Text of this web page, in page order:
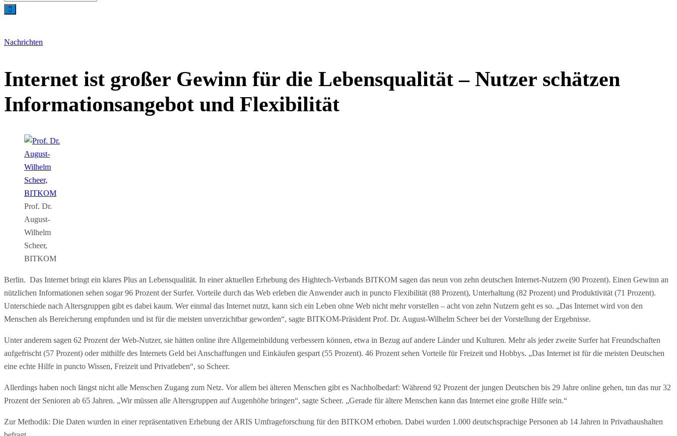
Nachrichten
Internet ist großer Gewinn für die Lebensqualität – Nutzer schätzen
Informationsangebot und Flexibilität
Prof. Dr.
August-
Wilhelm
Scheer,
BITKOM
Berlin. Das Internet bringt ein klares Plus an Lebensqualität. In einer aktuellen Erhebung des Hightech-Verbands BITKOM sagen das neun von zehn deutschen Internet-Nutzern (90 Prozent). Einen Gewinn an
nützlichen Informationen sehen sogar 96 Prozent der Surfer. Vorteile durch das Web erleben die Anwender auch in puncto Flexibilität (88 Prozent), Unterhaltung (82 Prozent) und Produktivität (71 Prozent).
Unterschiede nach Altersgruppen gibt es dabei kaum. Wer einmal das Internet nutzt, kann sich ein Leben ohne Web nicht mehr vorstellen – acht von zehn Nutzern geht es so. „Das Internet wird von den
Menschen als Bereicherung empfunden und ist für die meisten unverzichtbar geworden“, sagte BITKOM-Präsident Prof. Dr. August-Wilhelm Scheer bei der Vorstellung der Ergebnisse.
Unter anderem sagen 62 Prozent der Web-Nutzer, sie hätten online ihre Allgemeinbildung verbessern können, etwa in Bezug auf andere Länder und Kulturen. Mehr als jeder zweite Surfer hat Freundschaften
aufgefrischt (57 Prozent) oder mithilfe des Internets Geld bei Anschaffungen und Einkäufen gespart (55 Prozent). 46 Prozent sehen Vorteile für Freizeit und Hobbys. „Das Internet ist für die meisten Deutschen
eine echte Hilfe in puncto Wissen, Freizeit und Privatleben“, so Scheer.
Allerdings haben noch längst nicht alle Menschen Zugang zum Netz. Vor allem bei älteren Menschen gibt es Nachholbedarf: Während 92 Prozent der jungen Deutschen bis 29 Jahre online gehen, tun das nur 32
Prozent der Senioren ab 65 Jahren. „Wir müssen alle Altersgruppen auf Augenhöhe bringen“, sagte Scheer. „Gerade für ältere Menschen kann das Internet eine große Hilfe sein.“
Zur Methodik: Die Daten wurden in einer repräsentativen Erhebung der ARIS Umfrageforschung für den BITKOM erhoben. Dabei wurden 1.000 deutschsprachige Personen ab 14 Jahren in Privathaushalten